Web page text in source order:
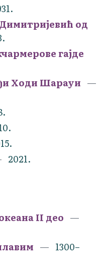
од
гајде
Ходи Шарауи
2021.
II део
1300–